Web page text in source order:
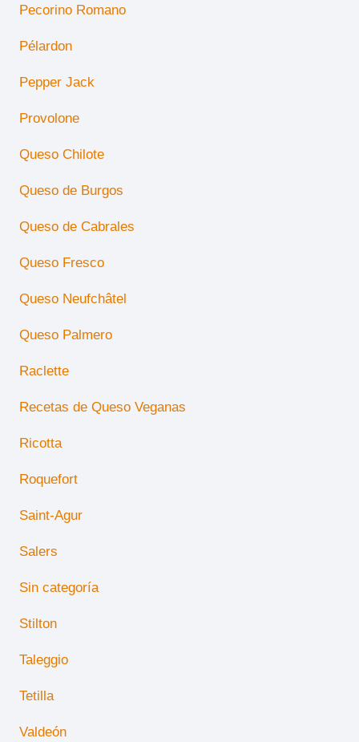
Pecorino Romano
Pélardon
Pepper Jack
Provolone
Queso Chilote
Queso de Burgos
Queso de Cabrales
Queso Fresco
Queso Neufchâtel
Queso Palmero
Raclette
Recetas de Queso Veganas
Ricotta
Roquefort
Saint-Agur
Salers
Sin categoría
Stilton
Taleggio
Tetilla
Valdeón